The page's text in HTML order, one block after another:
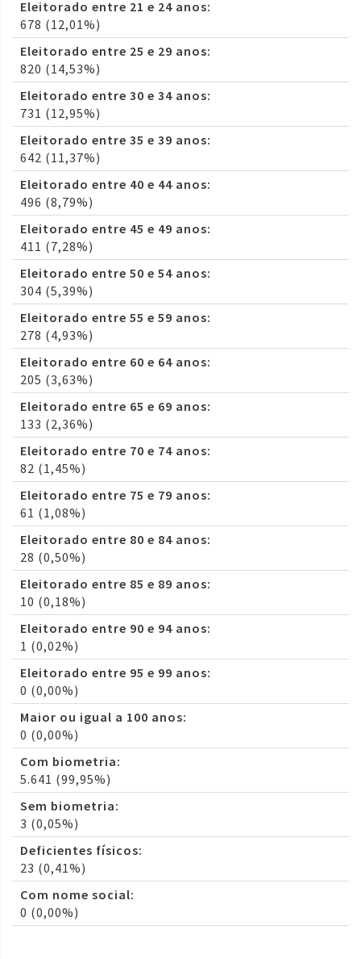
Eleitorado entre 21 e 24 anos:
678 (12,01%)
Eleitorado entre 25 e 29 anos:
820 (14,53%)
Eleitorado entre 30 e 34 anos:
731 (12,95%)
Eleitorado entre 35 e 39 anos:
642 (11,37%)
Eleitorado entre 40 e 44 anos:
496 (8,79%)
Eleitorado entre 45 e 49 anos:
411 (7,28%)
Eleitorado entre 50 e 54 anos:
304 (5,39%)
Eleitorado entre 55 e 59 anos:
278 (4,93%)
Eleitorado entre 60 e 64 anos:
205 (3,63%)
Eleitorado entre 65 e 69 anos:
133 (2,36%)
Eleitorado entre 70 e 74 anos:
82 (1,45%)
Eleitorado entre 75 e 79 anos:
61 (1,08%)
Eleitorado entre 80 e 84 anos:
28 (0,50%)
Eleitorado entre 85 e 89 anos:
10 (0,18%)
Eleitorado entre 90 e 94 anos:
1 (0,02%)
Eleitorado entre 95 e 99 anos:
0 (0,00%)
Maior ou igual a 100 anos:
0 (0,00%)
Com biometria:
5.641 (99,95%)
Sem biometria:
3 (0,05%)
Deficientes físicos:
23 (0,41%)
Com nome social:
0 (0,00%)